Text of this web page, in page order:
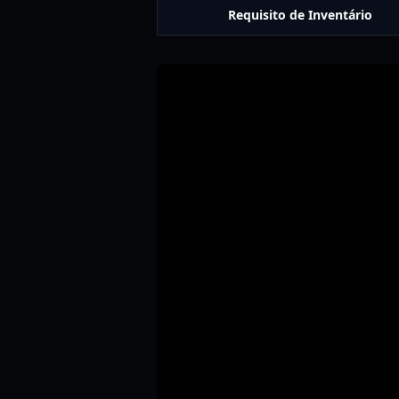
Requisito de Inventário